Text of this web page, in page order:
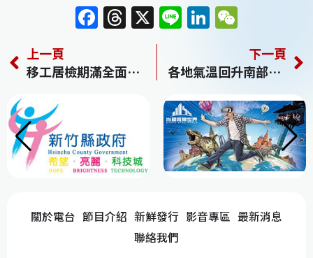
F
a
c
e
o
o
k
T
h
re
a
s
X Li
n
e
Li
n
k
e
dI
n
C
h
at
上一頁
移工居檢期滿全面普篩 陰性證明有漏洞 專家籲相關措施擴及所有入境者
下一頁
各地氣溫回升南部上看29度 北東仍有雨
關於電台 節目介紹 新鮮發行 影音專區 最新消息
聯絡我們